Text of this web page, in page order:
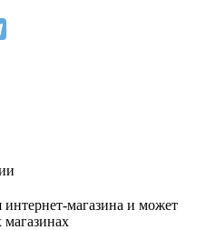
интернет-магазина и может
магазинах